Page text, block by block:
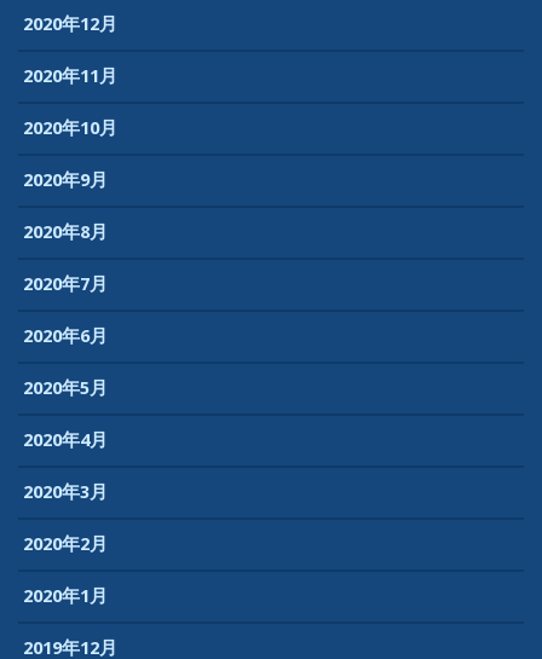
2020年12月
2020年11月
2020年10月
2020年9月
2020年8月
2020年7月
2020年6月
2020年5月
2020年4月
2020年3月
2020年2月
2020年1月
2019年12月